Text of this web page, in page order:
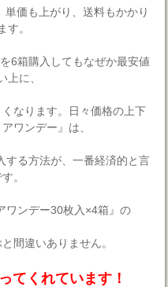
価も上がり、送料もかかり
す。
6箱購入してもなぜか最安値
上に、
なります。日々価格の上下
ワンデー』は、
する方法が、一番経済的と言
。
ワンデー30枚入×4箱』の
間違いありません。
てくれています！